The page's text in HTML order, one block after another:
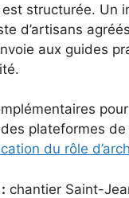
structurée. Un
d’artisans
aux guides
des plateformes
du rôle
chantier Saint-